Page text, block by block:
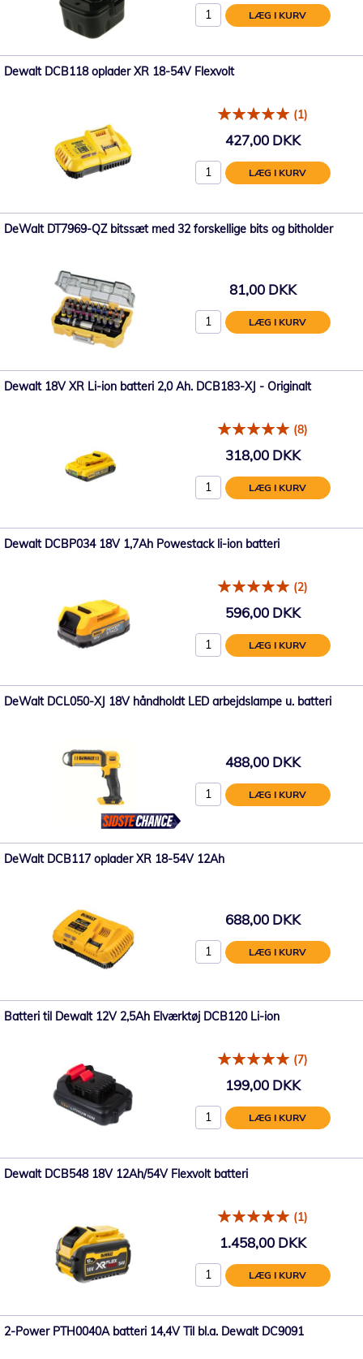
LÆG I KURV
Dewalt DCB118 oplader XR 18-54V Flexvolt
(1)
427,00 DKK
LÆG I KURV
DeWalt DT7969-QZ bitssæt med 32 forskellige bits og bitholder
81,00 DKK
LÆG I KURV
Dewalt 18V XR Li-ion batteri 2,0 Ah. DCB183-XJ - Originalt
(8)
318,00 DKK
LÆG I KURV
Dewalt DCBP034 18V 1,7Ah Powestack li-ion batteri
(2)
596,00 DKK
LÆG I KURV
DeWalt DCL050-XJ 18V håndholdt LED arbejdslampe u. batteri
488,00 DKK
LÆG I KURV
DeWalt DCB117 oplader XR 18-54V 12Ah
688,00 DKK
LÆG I KURV
Batteri til Dewalt 12V 2,5Ah Elværktøj DCB120 Li-ion
(7)
199,00 DKK
LÆG I KURV
Dewalt DCB548 18V 12Ah/54V Flexvolt batteri
(1)
1.458,00 DKK
LÆG I KURV
2-Power PTH0040A batteri 14,4V Til bl.a. Dewalt DC9091